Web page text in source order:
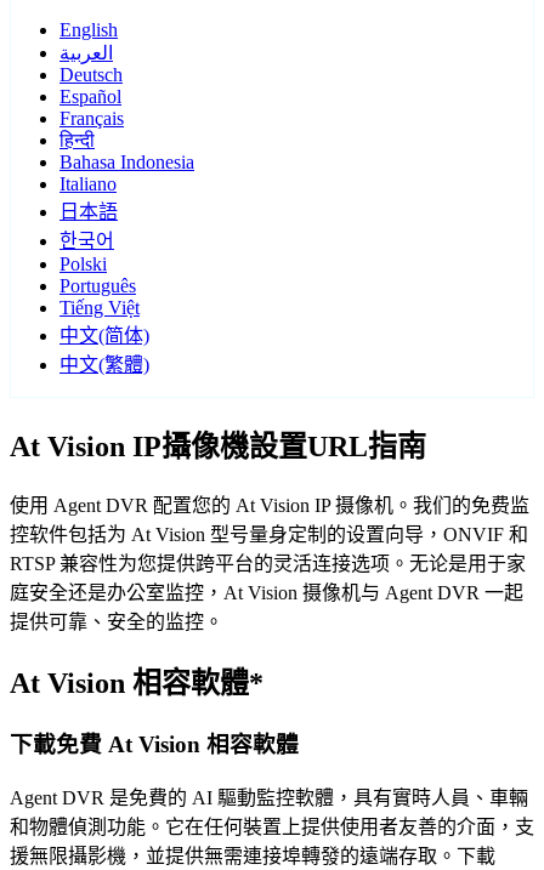
English
العربية
Deutsch
Español
Français
हिन्दी
Bahasa Indonesia
Italiano
日本語
한국어
Polski
Português
Tiếng Việt
中文(简体)
中文(繁體)
At Vision IP攝像機設置URL指南
使用 Agent DVR 配置您的 At Vision IP 摄像机。我们的免费监
控软件包括为 At Vision 型号量身定制的设置向导，ONVIF 和
RTSP 兼容性为您提供跨平台的灵活连接选项。无论是用于家
庭安全还是办公室监控，At Vision 摄像机与 Agent DVR 一起
提供可靠、安全的监控。
At Vision 相容軟體*
下載免費 At Vision 相容軟體
Agent DVR 是免費的 AI 驅動監控軟體，具有實時人員、車輛
和物體偵測功能。它在任何裝置上提供使用者友善的介面，支
援無限攝影機，並提供無需連接埠轉發的遠端存取。下載